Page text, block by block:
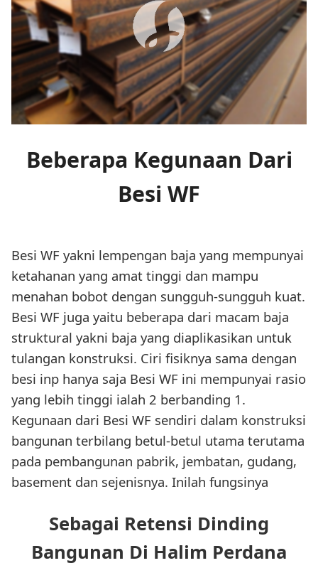
Beberapa Kegunaan Dari
Besi WF
Besi WF yakni lempengan baja yang mempunyai
ketahanan yang amat tinggi dan mampu
menahan bobot dengan sungguh-sungguh kuat.
Besi WF juga yaitu beberapa dari macam baja
struktural yakni baja yang diaplikasikan untuk
tulangan konstruksi. Ciri fisiknya sama dengan
besi inp hanya saja Besi WF ini mempunyai rasio
yang lebih tinggi ialah 2 berbanding 1.
Kegunaan dari Besi WF sendiri dalam konstruksi
bangunan terbilang betul-betul utama terutama
pada pembangunan pabrik, jembatan, gudang,
basement dan sejenisnya. Inilah fungsinya
Sebagai Retensi Dinding
Bangunan Di Halim Perdana